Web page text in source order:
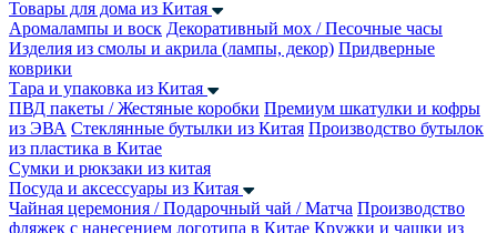
Товары для дома из Китая
Аромалампы и воск Декоративный мох / Песочные часы
Изделия из смолы и акрила (лампы, декор) Придверные
коврики
Тара и упаковка из Китая
ПВД пакеты / Жестяные коробки Премиум шкатулки и кофры
из ЭВА Стеклянные бутылки из Китая Производство бутылок
из пластика в Китае
Сумки и рюкзаки из китая
Посуда и аксессуары из Китая
Чайная церемония / Подарочный чай / Матча Производство
фляжек с нанесением логотипа в Китае Кружки и чашки из